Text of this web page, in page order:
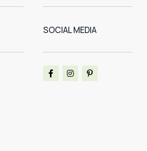
SOCIAL MEDIA